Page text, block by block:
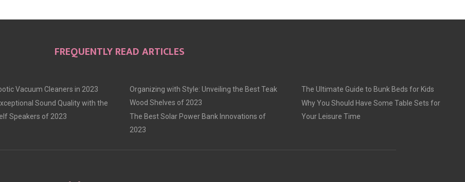
FREQUENTLY READ ARTICLES
Vacuum Cleaners in 2023
Sound Quality with the
Speakers of 2023
Organizing with Style: Unveiling the Best Teak
Wood Shelves of 2023
The Best Solar Power Bank Innovations of
2023
The Ultimate Guide to Bunk Beds for Kids
Why You Should Have Some Table Sets for
Your Leisure Time